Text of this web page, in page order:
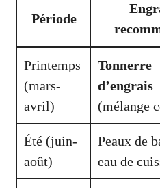
Période
Printemps
(mars-
avril)
Tonnerre
d’engrais
(mélange
Été (juin-
août)
Peaux de
eau de